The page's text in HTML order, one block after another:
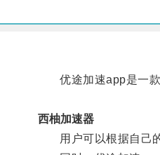
优途加速app是一款
西柚加速器
用户可以根据自己的